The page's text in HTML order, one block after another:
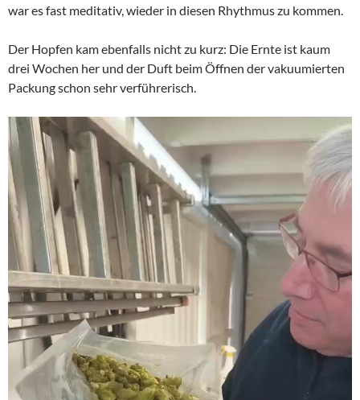
war es fast meditativ, wieder in diesen Rhythmus zu kommen.
Der Hopfen kam ebenfalls nicht zu kurz: Die Ernte ist kaum
drei Wochen her und der Duft beim Öffnen der vakuumierten
Packung schon sehr verführerisch.